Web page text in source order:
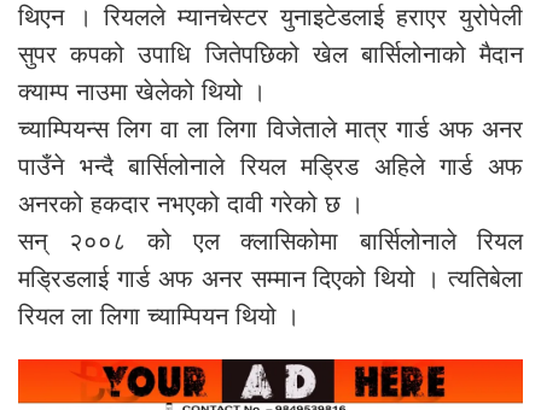
थिएन । रियलले म्यानचेस्टर युनाइटेडलाई हराएर युरोपेली
सुपर कपको उपाधि जितेपछिको खेल बार्सिलोनाको मैदान
क्याम्प नाउमा खेलेको थियो ।
च्याम्पियन्स लिग वा ला लिगा विजेताले मात्र गार्ड अफ अनर
पाउँने भन्दै बार्सिलोनाले रियल मड्रिड अहिले गार्ड अफ
अनरको हकदार नभएको दावी गरेको छ ।
सन् २००८ को एल क्लासिकोमा बार्सिलोनाले रियल
मड्रिडलाई गार्ड अफ अनर सम्मान दिएको थियो । त्यतिबेला
रियल ला लिगा च्याम्पियन थियो ।